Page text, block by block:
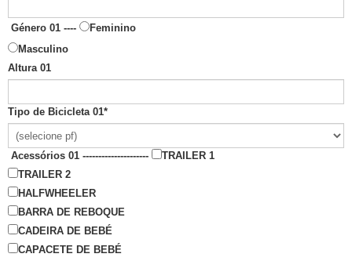
Género 01 ----
Feminino
Masculino
Altura 01
Tipo de Bicicleta 01*
Acessórios 01 ---------------------
TRAILER 1
TRAILER 2
HALFWHEELER
BARRA DE REBOQUE
CADEIRA DE BEBÉ
CAPACETE DE BEBÉ